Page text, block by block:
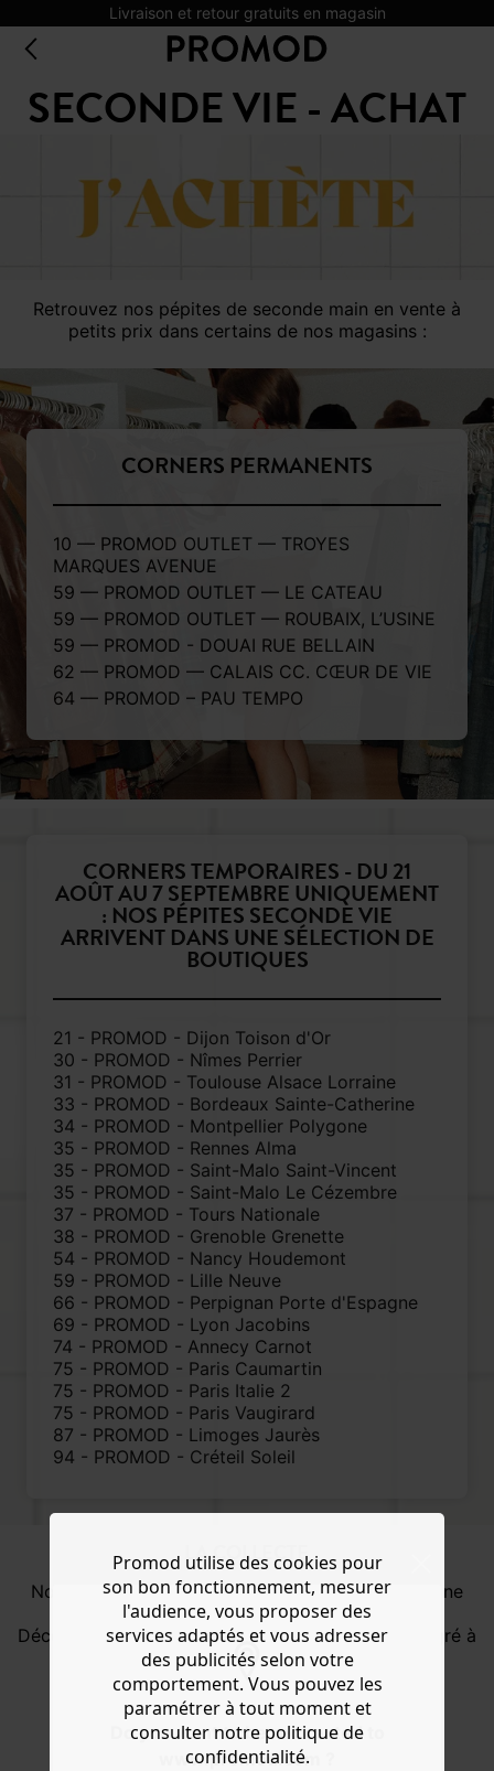
Livraison et retour gratuits en magasin
Do you want to be redirected to
www.promod.com ?
SECONDE VIE - ACHAT
Retrouvez nos pépites de seconde main en vente à
petits prix dans certains de nos magasins :
CORNERS PERMANENTS
10 — PROMOD OUTLET — TROYES
MARQUES AVENUE
59 — PROMOD OUTLET — LE CATEAU
59 — PROMOD OUTLET — ROUBAIX, L’USINE
59 — PROMOD - DOUAI RUE BELLAIN
62 — PROMOD — CALAIS CC. CŒUR DE VIE
64 — PROMOD – PAU TEMPO
CORNERS TEMPORAIRES - DU 21
AOÛT AU 7 SEPTEMBRE UNIQUEMENT
: NOS PÉPITES SECONDE VIE
ARRIVENT DANS UNE SÉLECTION DE
BOUTIQUES
21 - PROMOD - Dijon Toison d'Or
30 - PROMOD - Nîmes Perrier
31 - PROMOD - Toulouse Alsace Lorraine
33 - PROMOD - Bordeaux Sainte-Catherine
34 - PROMOD - Montpellier Polygone
35 - PROMOD - Rennes Alma
35 - PROMOD - Saint-Malo Saint-Vincent
35 - PROMOD - Saint-Malo Le Cézembre
37 - PROMOD - Tours Nationale
38 - PROMOD - Grenoble Grenette
54 - PROMOD - Nancy Houdemont
59 - PROMOD - Lille Neuve
66 - PROMOD - Perpignan Porte d'Espagne
69 - PROMOD - Lyon Jacobins
74 - PROMOD - Annecy Carnot
75 - PROMOD - Paris Caumartin
75 - PROMOD - Paris Italie 2
75 - PROMOD - Paris Vaugirard
87 - PROMOD - Limoges Jaurès
94 - PROMOD - Créteil Soleil
LA COLLECTE
Nous reprenons les vêtements Promod que vous ne
portez plus pour leur donner une seconde vie.
Découvrez notre nouveau servicede collecte
intégré à
notre programme de fidélité.
.
Promod utilise des cookies pour
son bon fonctionnement, mesurer
l'audience, vous proposer des
services adaptés et vous adresser
des publicités selon votre
comportement. Vous pouvez les
paramétrer à tout moment et
consulter notre politique de
confidentialité.